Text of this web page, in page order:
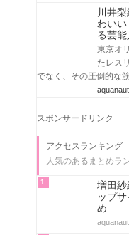
川井
わい
る芸
東京オ
たレス
でなく、その圧倒的な
スポンサードリンク
アクセスランキング
人気のあるまとめラ
1
増田紗
ップ
め